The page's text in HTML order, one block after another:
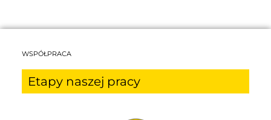
WSPÓŁPRACA
Etapy naszej pracy